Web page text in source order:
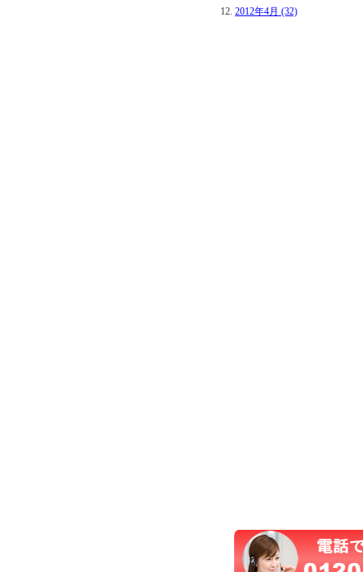
2012年4月 (32)